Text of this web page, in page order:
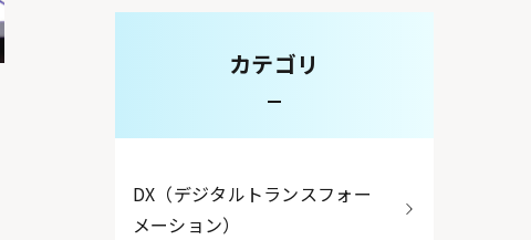
カテゴリ
DX（デジタルトランスフォー
メーション）